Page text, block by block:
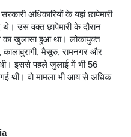
अधिकारियों के यहां छापेमारी
उस वक्त छापेमारी के दौरान
खुलासा हुआ था। लोकायुक्त
कालाबुरागी, मैसूरु, रामनगर और
थी। इससे पहले जुलाई में भी 56
गई थी। वो मामला भी आय से अधिक